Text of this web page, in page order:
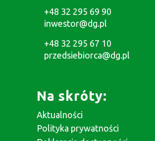
+48 32 295 69 90
inwestor@dg.pl
+48 32 295 67 10
przedsiebiorca@dg.pl
Na skróty:
Aktualności
Polityka prywatności